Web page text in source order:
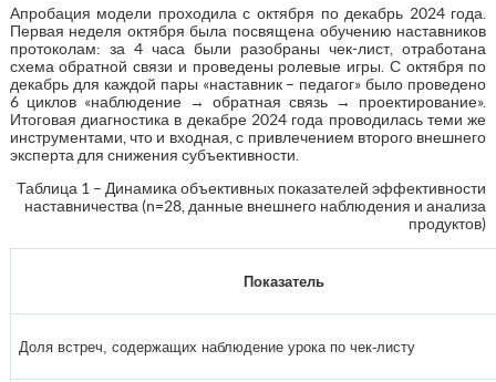
Апробация модели проходила с октября по декабрь 2024 года.
Первая неделя октября была посвящена обучению наставников
протоколам: за 4 часа были разобраны чек-лист, отработана
схема обратной связи и проведены ролевые игры. С октября по
декабрь для каждой пары «наставник – педагог» было проведено
6 циклов «наблюдение → обратная связь → проектирование».
Итоговая диагностика в декабре 2024 года проводилась теми же
инструментами, что и входная, с привлечением второго внешнего
эксперта для снижения субъективности.
Таблица 1 – Динамика объективных показателей эффективности
наставничества (n=28, данные внешнего наблюдения и анализа
продуктов)
Показатель
Доля встреч, содержащих наблюдение урока по чек-листу